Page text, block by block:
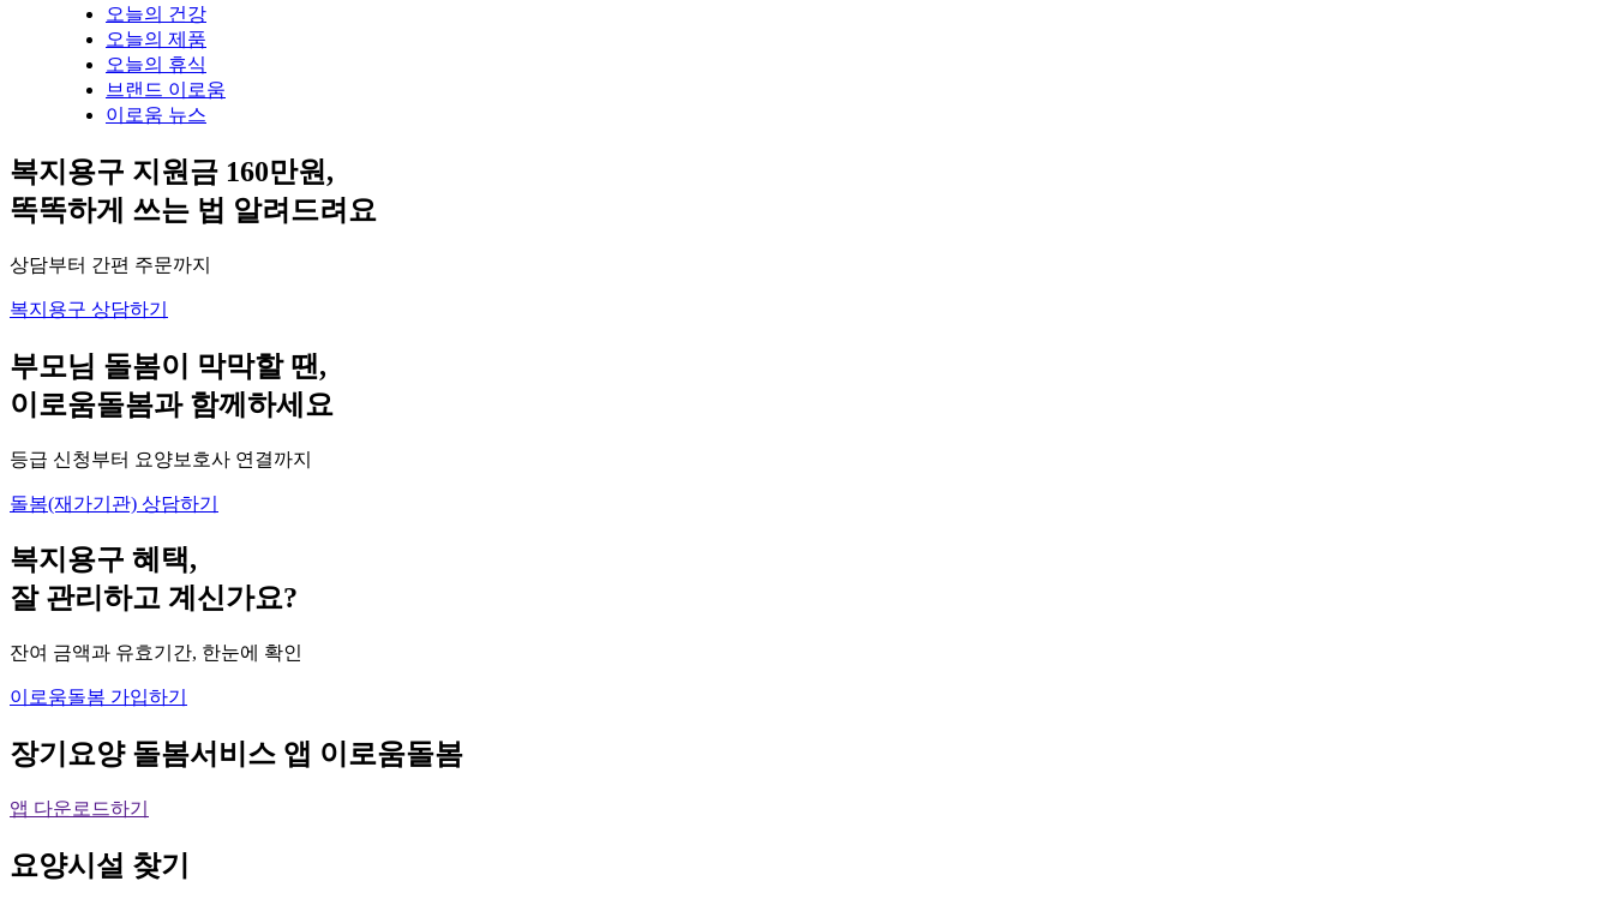
오늘의 건강
오늘의 제품
오늘의 휴식
브랜드 이로움
이로움 뉴스
복지용구 지원금 160만원,
똑똑하게 쓰는 법 알려드려요
상담부터 간편 주문까지
복지용구 상담하기
부모님 돌봄이 막막할 땐,
이로움돌봄과 함께하세요
등급 신청부터 요양보호사 연결까지
돌봄(재가기관) 상담하기
복지용구 혜택,
잘 관리하고 계신가요?
잔여 금액과 유효기간, 한눈에 확인
이로움돌봄 가입하기
장기요양 돌봄서비스 앱 이로움돌봄
앱 다운로드하기
요양시설 찾기